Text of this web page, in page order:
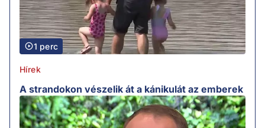
1 perc
Hírek
A strandokon vészelik át a kánikulát az emberek